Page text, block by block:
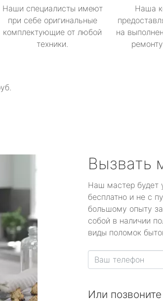
Наши специалисты имеют
при себе оригинальные
комплектующие от любой
техники.
Наша
на
Вызвать
Наш мастер будет
бесплатно и не с
большому опыту
собой в наличии
виды поломок
Или